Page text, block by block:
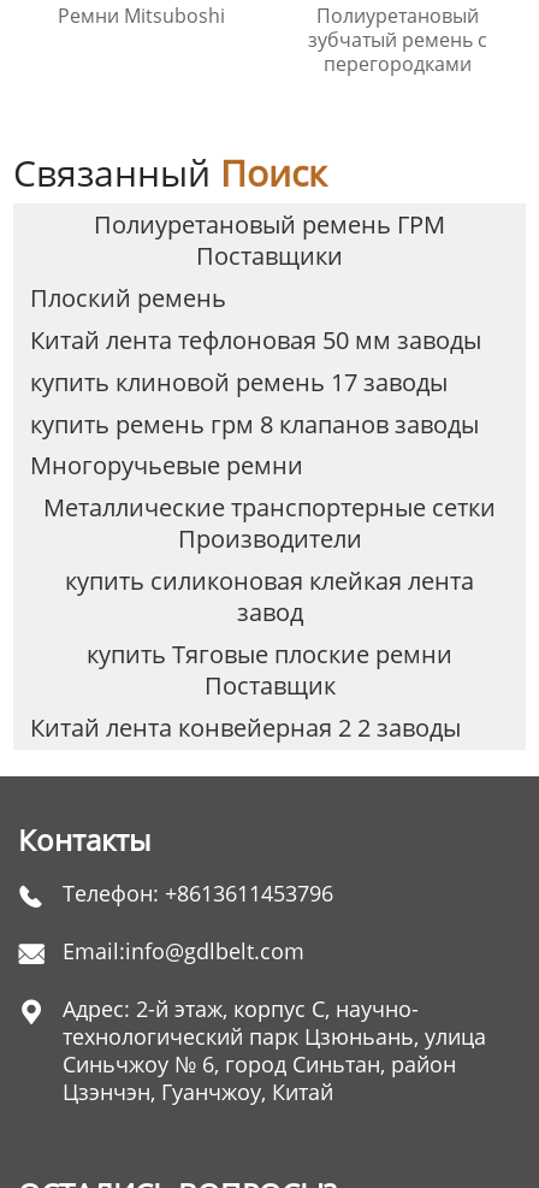
Ремни Mitsuboshi
Полиуретановый
зубчатый ремень с
перегородками
Связанный Поиск
Полиуретановый ремень ГРМ
Поставщики
Плоский ремень
Китай лента тефлоновая 50 мм заводы
купить клиновой ремень 17 заводы
купить ремень грм 8 клапанов заводы
Многоручьевые ремни
Металлические транспортерные сетки
Производители
купить силиконовая клейкая лента
завод
купить Тяговые плоские ремни
Поставщик
Китай лента конвейерная 2 2 заводы
Контакты
 Телефон: +8613611453796
 Email:info@gdlbelt.com

Адрес: 2-й этаж, корпус C, научно-
технологический парк Цзюньань, улица
Синьчжоу № 6, город Синьтан, район
Цзэнчэн, Гуанчжоу, Китай